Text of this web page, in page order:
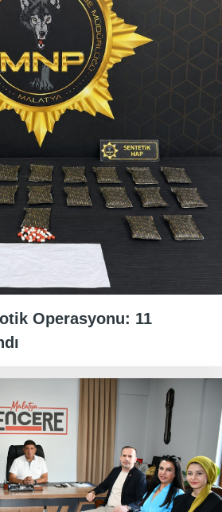
Operasyonu: 11